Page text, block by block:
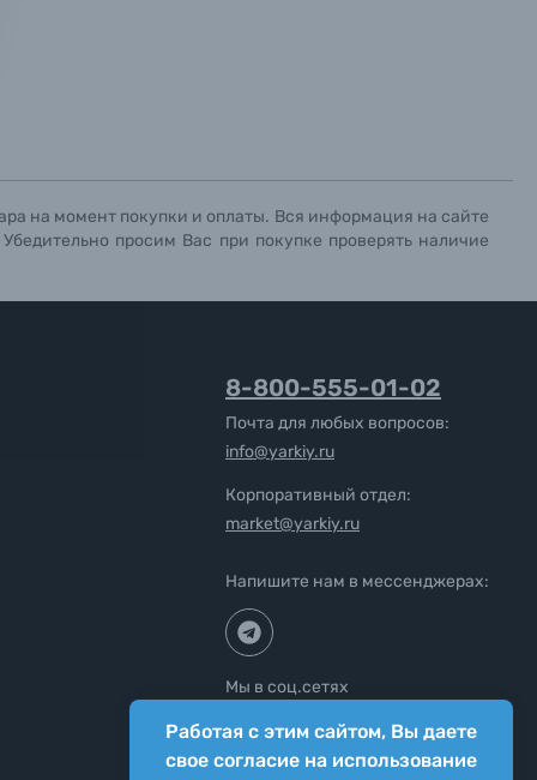
на момент покупки и оплаты. Вся информация на сайте
просим Вас при покупке проверять наличие
Работая с этим сайтом, Вы даете
свое согласие на использование
8-800-555-01-02
Почта для любых вопросов:
info@yarkiy.ru
Корпоративный отдел:
market@yarkiy.ru
Напишите нам в мессенджерах:
Мы в соц.сетях